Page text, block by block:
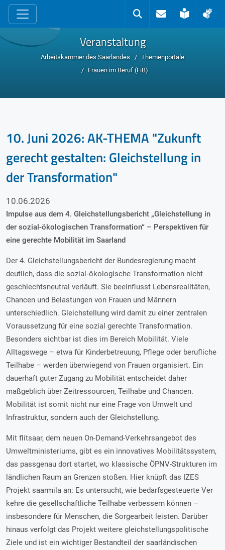
zum Inhalt
SucheKontakt
Leichte
Veranstaltung
Arbeitskammer des Saarlandes
Themenportale
Frauen im Beruf (FiB)
10. Juni 2026: AK-THEMA "Zukunft
gerecht gestalten: Gleichstellung in
der Transformation"
10.06.2026
Impulse aus dem 4. Gleichstellungsbericht „Gleichstellung in
der sozial-ökologischen Transformation“ – Perspektiven für
eine gerechte Mobilität im Saarland
Der 4. Gleichstellungsbericht der Bundesregierung macht
deutlich, dass die sozial‑ökologische Transformation nicht
geschlechtsneutral verläuft. Sie beeinflusst Lebensrealitäten,
Chancen und Belastungen von Frauen und Männern
unterschiedlich. Gleichstellung wird damit zu einer zentralen
Voraussetzung für eine sozial gerechte Transformation.
Besonders sichtbar ist dies im Bereich Mobilität. Viele
Alltagswege – etwa für Kinderbetreuung, Pflege oder berufliche
Teilhabe – werden überwiegend von Frauen organisiert. Ein
dauerhaft guter Zugang zu Mobilität entscheidet daher
maßgeblich über Zeitressourcen, Teilhabe und Chancen.
Mobilität ist somit nicht nur eine Frage von Umwelt und
Infrastruktur, sondern auch der Gleichstellung.
Mit flitsaar, dem neuen On-Demand-Verkehrsangebot des
Umweltministeriums, gibt es ein innovatives Mobilitätssystem,
das passgenau dort startet, wo klassische ÖPNV-Strukturen im
ländlichen Raum an Grenzen stoßen. Hier knüpft das IZES
Projekt saarmila an: Es untersucht, wie bedarfsgesteuerte Ver
kehre die gesellschaftliche Teilhabe verbessern können –
insbesondere für Menschen, die Sorgearbeit leisten. Darüber
hinaus verfolgt das Projekt weitere gleichstellungspolitische
Ziele und ist ein wichtiger Bestandteil der saarländischen